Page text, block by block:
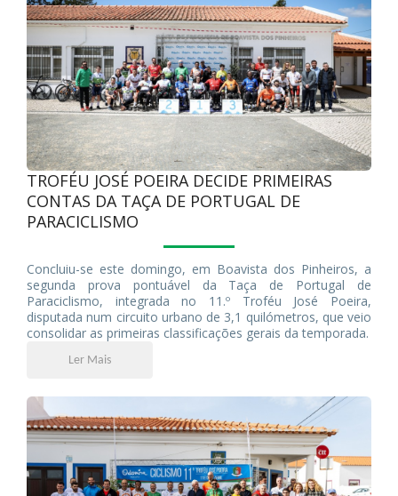
TROFÉU JOSÉ POEIRA DECIDE PRIMEIRAS
CONTAS DA TAÇA DE PORTUGAL DE
PARACICLISMO
Concluiu-se este domingo, em Boavista dos Pinheiros, a
segunda prova pontuável da Taça de Portugal de
Paraciclismo, integrada no 11.º Troféu José Poeira,
disputada num circuito urbano de 3,1 quilómetros, que veio
consolidar as primeiras classificações gerais da temporada.
Ler Mais